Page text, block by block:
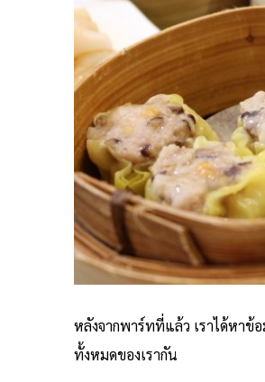
หลังจากพาร์ทที่แล้ว เราได้หา
ทั้งหมดของเรากัน